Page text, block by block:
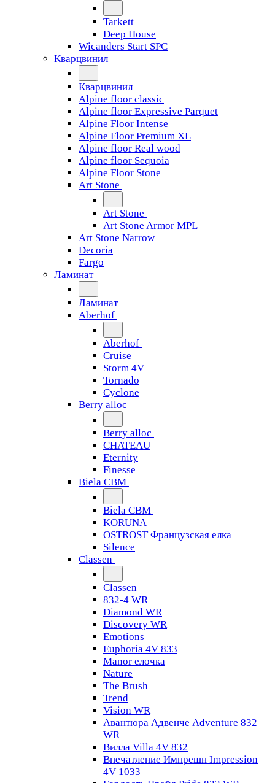
Tarkett
Deep House
Wicanders Start SPC
Кварцвинил
Кварцвинил
Alpine floor classic
Alpine floor Expressive Parquet
Alpine Floor Intense
Alpine Floor Premium XL
Alpine floor Real wood
Alpine floor Sequoia
Alpine Floor Stone
Art Stone
Art Stone
Art Stone Armor MPL
Art Stone Narrow
Decoria
Fargo
Ламинат
Ламинат
Aberhof
Aberhof
Cruise
Storm 4V
Tornado
Сyclone
Berry alloc
Berry alloc
CHATEAU
Eternity
Finesse
Biela CBM
Biela CBM
KORUNA
OSTROST Французская елка
Silence
Classen
Classen
832-4 WR
Diamond WR
Discovery WR
Emotions
Euphoria 4V 833
Manor елочка
Nature
The Brush
Trend
Vision WR
Авантюра Адвенче Adventure 832
WR
Вилла Villa 4V 832
Впечатление Импрешн Impression
4V 1033